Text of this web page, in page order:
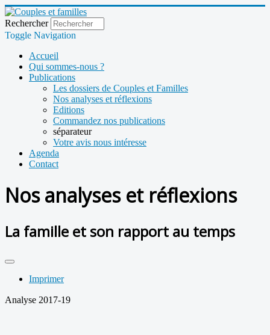
Rechercher
Toggle Navigation
Accueil
Qui sommes-nous ?
Publications
Les dossiers de Couples et Familles
Nos analyses et réflexions
Editions
Commandez nos publications
séparateur
Votre avis nous intéresse
Agenda
Contact
Nos analyses et réflexions
La famille et son rapport au temps
Imprimer
Analyse 2017-19